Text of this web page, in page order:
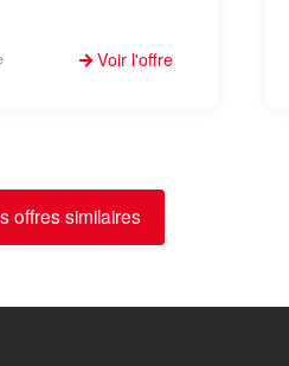
Voir l'offre
offres similaires